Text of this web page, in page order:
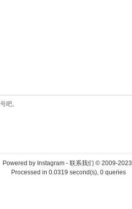
吧。
Powered by Instagram- 联系我们 © 2009-2023
Processed in 0.0319 second(s), 0 queries